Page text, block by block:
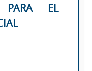
PARA EL